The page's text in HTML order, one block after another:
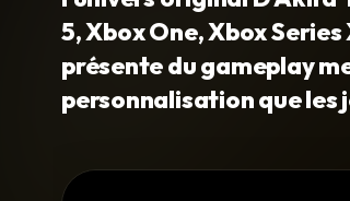
5, Xbox One, Xbox
présente du gameplay
personnalisation que